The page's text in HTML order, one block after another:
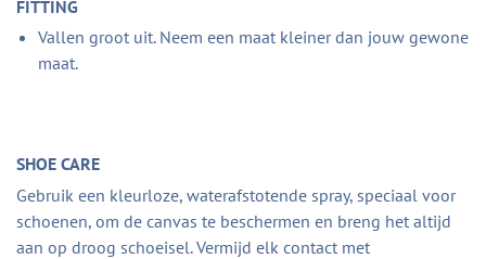
FITTING
Vallen groot uit. Neem een maat kleiner dan jouw gewone
maat.
SHOE CARE
Gebruik een kleurloze, waterafstotende spray, speciaal voor
schoenen, om de canvas te beschermen en breng het altijd
aan op droog schoeisel. Vermijd elk contact met